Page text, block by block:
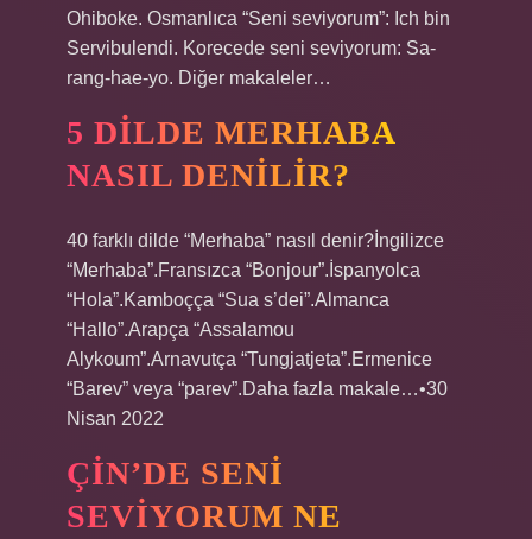
Ohiboke. Osmanlıca “Seni seviyorum”: Ich bin
Servibulendi. Korecede seni seviyorum: Sa-
rang-hae-yo. Diğer makaleler…
5 DILDE MERHABA
NASIL DENILIR?
40 farklı dilde “Merhaba” nasıl denir?İngilizce
“Merhaba”.Fransızca “Bonjour”.İspanyolca
“Hola”.Kamboçça “Sua s’dei”.Almanca
“Hallo”.Arapça “Assalamou
Alykoum”.Arnavutça “Tungjatjeta”.Ermenice
“Barev” veya “parev”.Daha fazla makale…•30
Nisan 2022
ÇIN’DE SENI
SEVIYORUM NE